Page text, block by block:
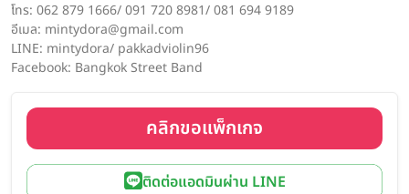
โทร: 062 879 1666/ 091 720 8981/ 081 694 9189
อีเมล: mintydora@gmail.com
LINE: mintydora/ pakkadviolin96
Facebook: Bangkok Street Band
คลิกขอแพ็กเกจ
ติดต่อแอดมินผ่าน LINE